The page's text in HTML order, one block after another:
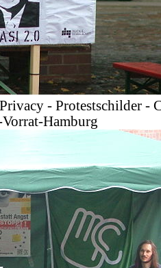
- Protestschilder -
Hamburg